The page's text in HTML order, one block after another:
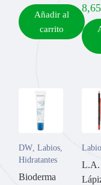
Añadir al
carrito
8,65
DW Labios
Hidratantes
Bioderma
L.A.